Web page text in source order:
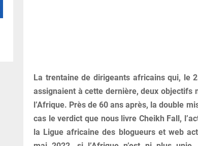
La trentaine de dirigeants africains qui, le
assignaient à cette dernière, deux objectifs
l’Afrique. Près de 60 ans après, la double
cas le verdict que nous livre Cheikh Fall,
la Ligue africaine des blogueurs et web